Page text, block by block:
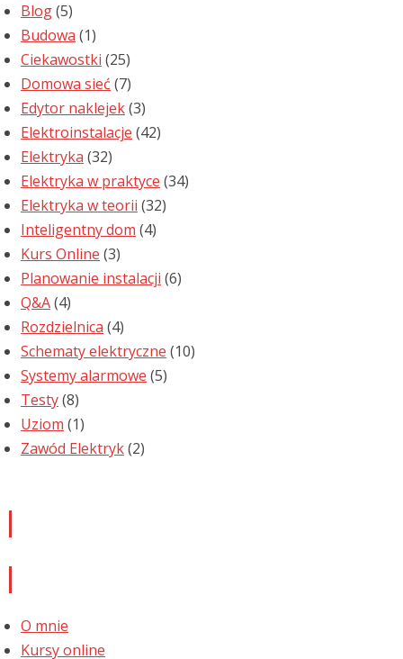
Blog(5)
Budowa (1)
Ciekawostki (25)
Domowa sieć (7)
Edytor naklejek(3)
Elektroinstalacje (42)
Elektryka (32)
Elektryka w praktyce (34)
Elektryka w teorii (32)
Inteligentny dom (4)
Kurs Online (3)
Planowanie instalacji (6)
Q&A(4)
Rozdzielnica (4)
Schematy elektryczne (10)
Systemy alarmowe (5)
Testy(8)
Uziom (1)
Zawód Elektryk(2)
O mnie
Kursy online